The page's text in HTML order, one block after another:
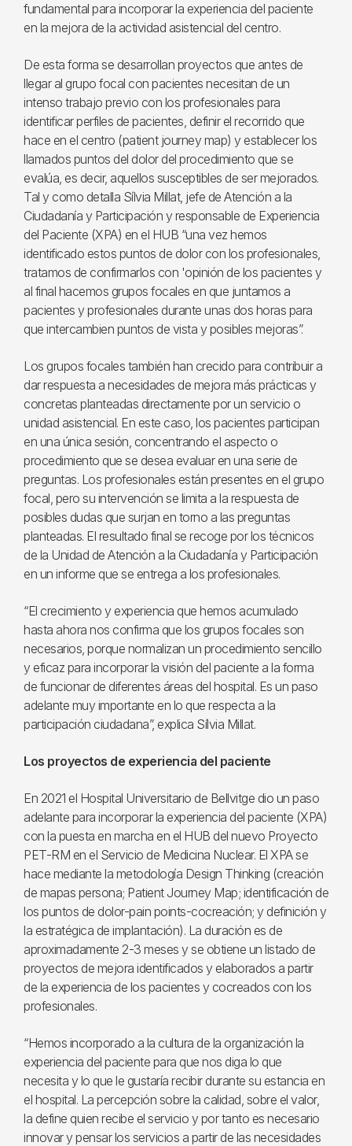
fundamental para incorporar la experiencia del paciente
en la mejora de la actividad asistencial del centro.
De esta forma se desarrollan proyectos que antes de
llegar al grupo focal con pacientes necesitan de un
intenso trabajo previo con los profesionales para
identificar perfiles de pacientes, definir el recorrido que
hace en el centro (patient journey map) y establecer los
llamados puntos del dolor del procedimiento que se
evalúa, es decir, aquellos susceptibles de ser mejorados.
Tal y como detalla Sílvia Millat, jefe de Atención a la
Ciudadanía y Participación y responsable de Experiencia
del Paciente (XPA) en el HUB “una vez hemos
identificado estos puntos de dolor con los profesionales,
tratamos de confirmarlos con 'opinión de los pacientes y
al final hacemos grupos focales en que juntamos a
pacientes y profesionales durante unas dos horas para
que intercambien puntos de vista y posibles mejoras”.
Los grupos focales también han crecido para contribuir a
dar respuesta a necesidades de mejora más prácticas y
concretas planteadas directamente por un servicio o
unidad asistencial. En este caso, los pacientes participan
en una única sesión, concentrando el aspecto o
procedimiento que se desea evaluar en una serie de
preguntas. Los profesionales están presentes en el grupo
focal, pero su intervención se limita a la respuesta de
posibles dudas que surjan en torno a las preguntas
planteadas. El resultado final se recoge por los técnicos
de la Unidad de Atención a la Ciudadanía y Participación
en un informe que se entrega a los profesionales.
“El crecimiento y experiencia que hemos acumulado
hasta ahora nos confirma que los grupos focales son
necesarios, porque normalizan un procedimiento sencillo
y eficaz para incorporar la visión del paciente a la forma
de funcionar de diferentes áreas del hospital. Es un paso
adelante muy importante en lo que respecta a la
participación ciudadana”, explica Sílvia Millat.
Los proyectos de experiencia del paciente
En 2021 el Hospital Universitario de Bellvitge dio un paso
adelante para incorporar la experiencia del paciente (XPA)
con la puesta en marcha en el HUB del nuevo Proyecto
PET-RM en el Servicio de Medicina Nuclear. El XPA se
hace mediante la metodología Design Thinking (creación
de mapas persona; Patient Journey Map; identificación de
los puntos de dolor-pain points-cocreación; y definición y
la estratégica de implantación). La duración es de
aproximadamente 2-3 meses y se obtiene un listado de
proyectos de mejora identificados y elaborados a partir
de la experiencia de los pacientes y cocreados con los
profesionales.
“Hemos incorporado a la cultura de la organización la
experiencia del paciente para que nos diga lo que
necesita y lo que le gustaría recibir durante su estancia en
el hospital. La percepción sobre la calidad, sobre el valor,
la define quien recibe el servicio y por tanto es necesario
innovar y pensar los servicios a partir de las necesidades